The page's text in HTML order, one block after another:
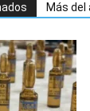
Más del